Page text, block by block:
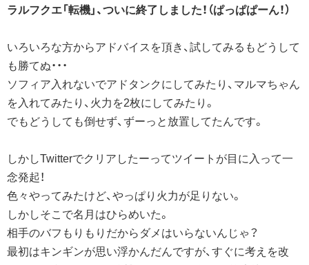
ラルフクエ「転機」、ついに終了しました！（ぱっぱぱーん！）
いろいろな方からアドバイスを頂き、試してみるもどうして
も勝てぬ・・・
ソフィア入れないでアドタンクにしてみたり、マルマちゃん
を入れてみたり、火力を2枚にしてみたり。
でもどうしても倒せず、ずーっと放置してたんです。
しかしTwitterでクリアしたーってツイートが目に入って一
念発起！
色々やってみたけど、やっぱり火力が足りない。
しかしそこで名月はひらめいた。
相手のバフもりもりだからダメはいらないんじゃ？
最初はキンギンが思い浮かんだんですが、すぐに考えを改